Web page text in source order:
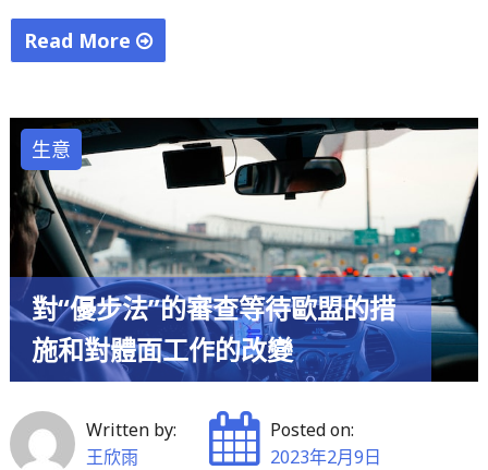
Read More
人
為
何
需
要
關
心
國
「兩
會」？"
生意
對“優步法”的審查等待歐盟的措
施和對體面工作的改變
Written by:
王欣雨
Posted on:
2023年2月9日